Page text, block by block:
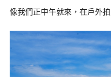
像我們正中午就來，在戶外